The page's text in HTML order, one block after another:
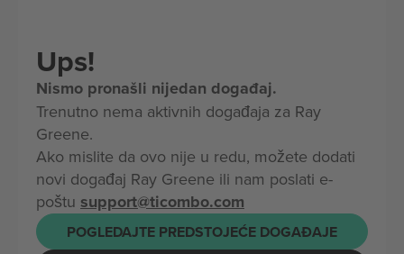
Ups!
Nismo pronašli nijedan događaj.
Trenutno nema aktivnih događaja za Ray
Greene.
Ako mislite da ovo nije u redu, možete dodati
novi događaj Ray Greene ili nam poslati e-
poštu support@ticombo.com
POGLEDAJTE PREDSTOJEĆE DOGAĐAJE